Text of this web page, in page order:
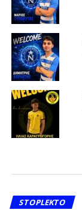
STOPLEKTO